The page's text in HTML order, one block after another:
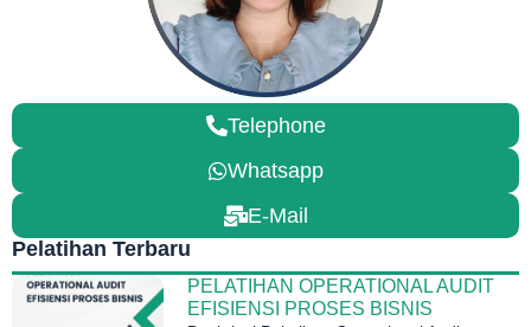
Telephone
Whatsapp
E-Mail
Pelatihan Terbaru
PELATIHAN OPERATIONAL AUDIT
EFISIENSI PROSES BISNIS